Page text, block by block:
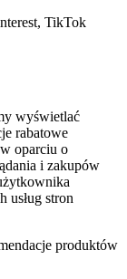
TikTok
wyświetlać
rabatowe
oparciu o
i zakupów
usług stron
produktów